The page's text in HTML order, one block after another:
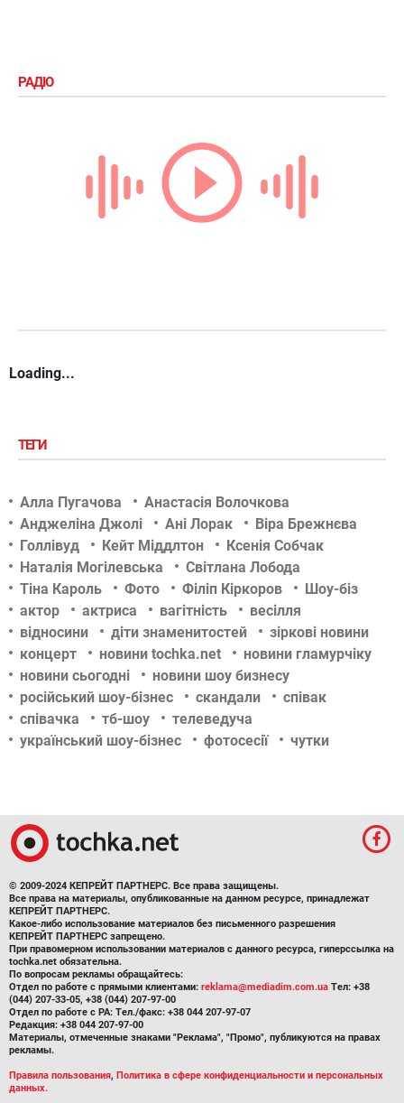
РАДІО
Loading...
ТЕГИ
Алла Пугачова
Анастасія Волочкова
Анджеліна Джолі
Ані Лорак
Віра Брежнєва
Голлівуд
Кейт Міддлтон
Ксенія Собчак
Наталія Могілевська
Світлана Лобода
Тіна Кароль
Фото Філіп Кіркоров
Шоу-біз
актор
актриса вагітність
весілля
відносини
діти знаменитостей
зіркові новини
концерт
новини tochka.net
новини гламурчіку
новини сьогодні
новини шоу бизнесу
російський шоу-бізнес
скандали
співак
співачка
тб-шоу
телеведуча
український шоу-бізнес
фотосесії чутки
© 2009-2024 КЕПРЕЙТ ПАРТНЕРС. Все права защищены.
Все права на материалы, опубликованные на данном ресурсе, принадлежат
КЕПРЕЙТ ПАРТНЕРС.
Какое-либо использование материалов без письменного разрешения
КЕПРЕЙТ ПАРТНЕРС запрещено.
При правомерном использовании материалов с данного ресурса, гиперссылка на
tochka.net обязательна.
По вопросам рекламы обращайтесь:
Отдел по работе с прямыми клиентами: reklama@mediadim.com.ua Тел: +38
(044) 207-33-05, +38 (044) 207-97-00
Отдел по работе с РА: Тел./факс: +38 044 207-97-07
Редакция: +38 044 207-97-00
Материалы, отмеченные знаками "Реклама", "Промо", публикуются на правах
рекламы.
Правила пользования, Политика в сфере конфиденциальности и персональных
данных.